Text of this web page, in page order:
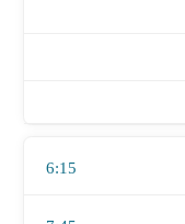
6:15